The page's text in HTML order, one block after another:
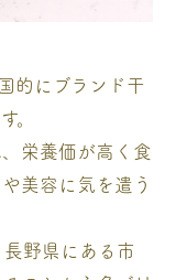
的にブランド干
。
栄養価が高く食
美容に気を遣う
野県にある市